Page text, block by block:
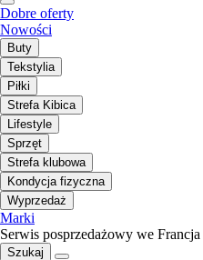
Dobre oferty
Nowości
Buty
Tekstylia
Piłki
Strefa Kibica
Lifestyle
Sprzęt
Strefa klubowa
Kondycja fizyczna
Wyprzedaż
Marki
Serwis posprzedażowy we Francja
Szukaj